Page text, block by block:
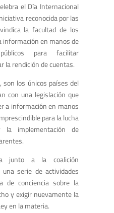
el Día Internacional
reconocida por las
la facultad de los
información en manos de
para facilitar
la rendición de cuentas.
son los únicos países del
con una legislación que
a información en manos
para la lucha
implementación de
junto a la coalición
una serie de actividades
de conciencia sobre la
y exigir nuevamente la
en la materia.